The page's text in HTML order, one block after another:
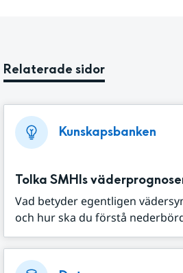
Relaterade sidor
Kunskapsbanken
Tolka SMHIs
Vad betyder egentligen
och hur ska du förstå